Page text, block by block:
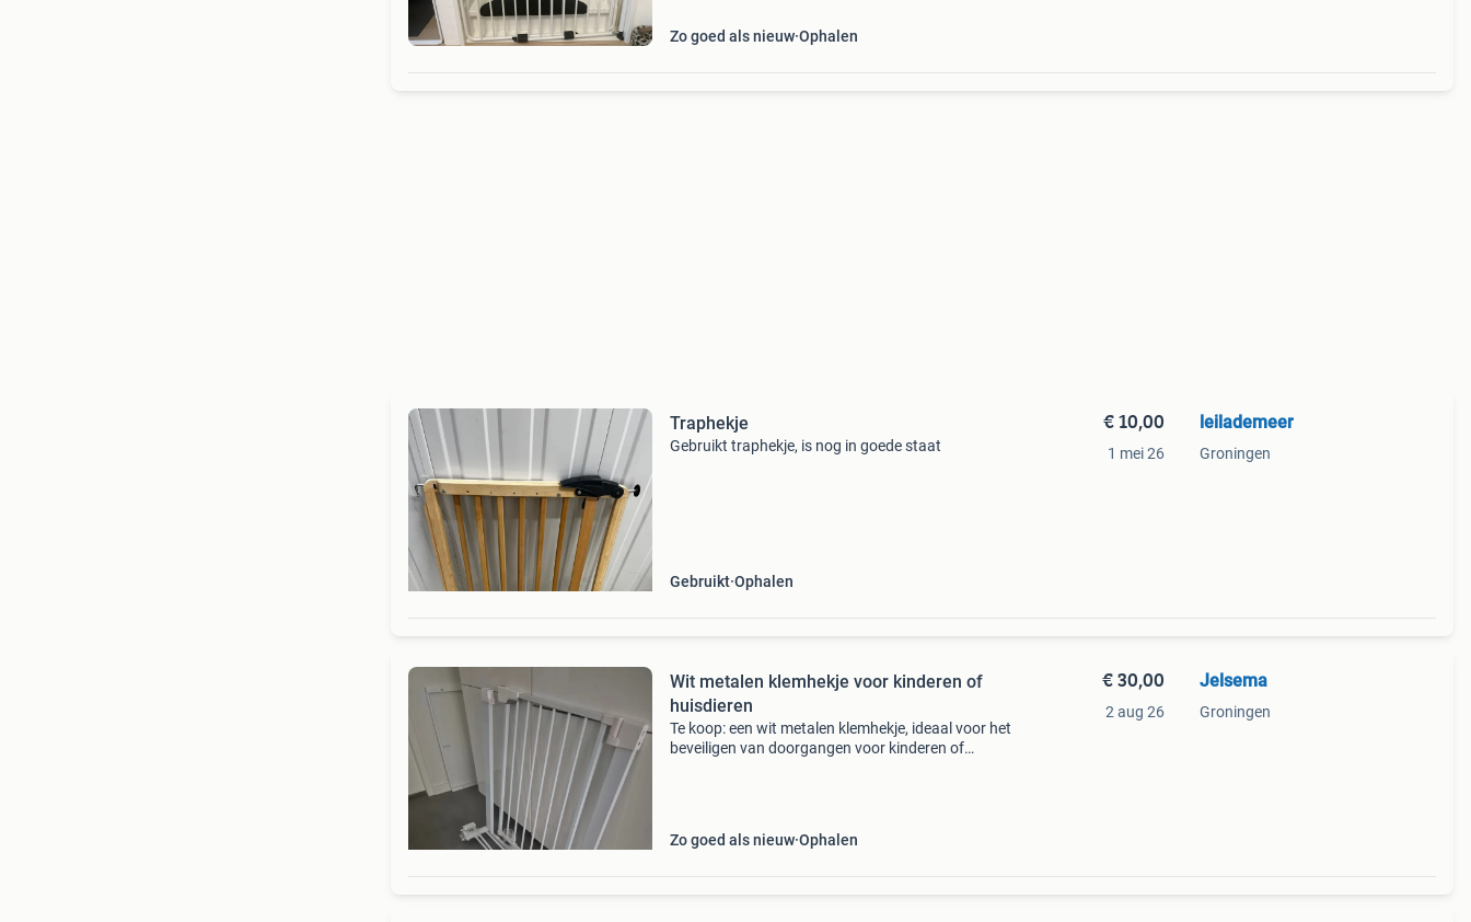
Zo goed als nieuw Ophalen
Traphekje
Gebruikt traphekje, is nog in goede staat
Gebruikt Ophalen
€ 10,00
1 mei 26
leilademeer
Groningen
Wit metalen klemhekje voor kinderen of
huisdieren
Te koop: een wit metalen klemhekje, ideaal voor het
beveiligen van doorgangen voor kinderen of
Zo goed als nieuw Ophalen
€ 30,00
2 aug 26
Jelsema
Groningen